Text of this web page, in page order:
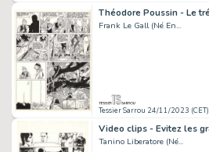
Frank Le Gall (Né En...
Tessier Sarrou 24/11/2023 (CET)
Tanino Liberatore (Né...